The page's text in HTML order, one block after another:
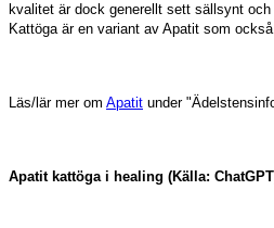
kvalitet är dock generellt sett sällsynt
Kattöga är en variant av Apatit som
Läs/lär mer om Apatit under
Apatit kattöga i healing (Källa: